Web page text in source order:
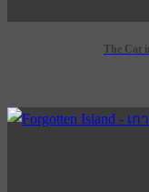
The Cat